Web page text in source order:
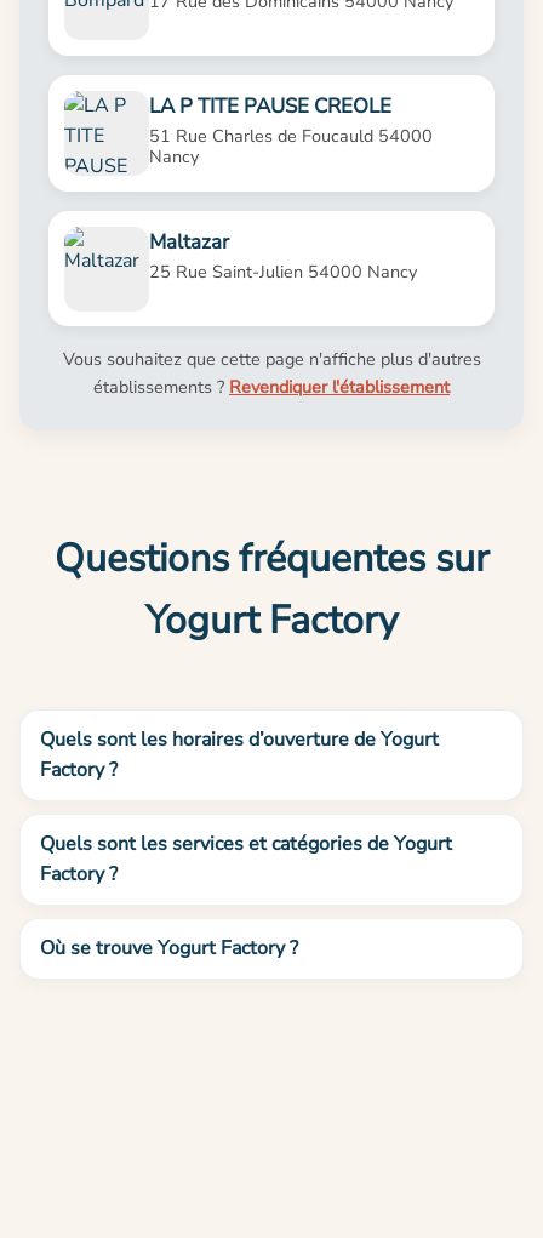
LA P TITE PAUSE CREOLE
51 Rue Charles de Foucauld 54000
Nancy
Maltazar
25 Rue Saint-Julien 54000 Nancy
Vous souhaitez que cette page n'affiche plus d'autres
établissements ? Revendiquer l'établissement
Questions fréquentes sur
Yogurt Factory
Quels sont les horaires d’ouverture de Yogurt
Factory ?
Quels sont les services et catégories de Yogurt
Factory ?
Où se trouve Yogurt Factory ?